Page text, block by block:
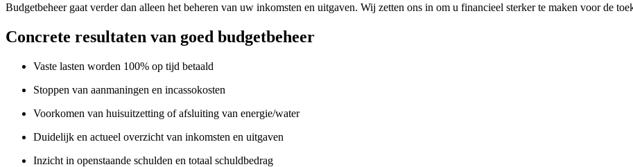
Budgetbeheer gaat verder dan alleen het beheren van uw inkomsten en uitgaven. Wij zetten ons in om u financieel sterker te maken voor de
Concrete resultaten van goed budgetbeheer
Vaste lasten worden 100% op tijd betaald
Stoppen van aanmaningen en incassokosten
Voorkomen van huisuitzetting of afsluiting van energie/water
Duidelijk en actueel overzicht van inkomsten en uitgaven
Inzicht in openstaande schulden en totaal schuldbedrag